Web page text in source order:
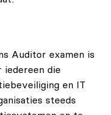
Auditor examen is
die
en IT
steeds